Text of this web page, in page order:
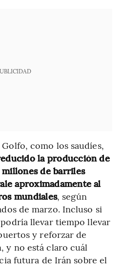
como los saudíes,
la producción de
de barriles
aproximadamente al
mundiales, según
de marzo. Incluso si
llevar tiempo llevar
y reforzar de
y no está claro cuál
futura de Irán sobre el